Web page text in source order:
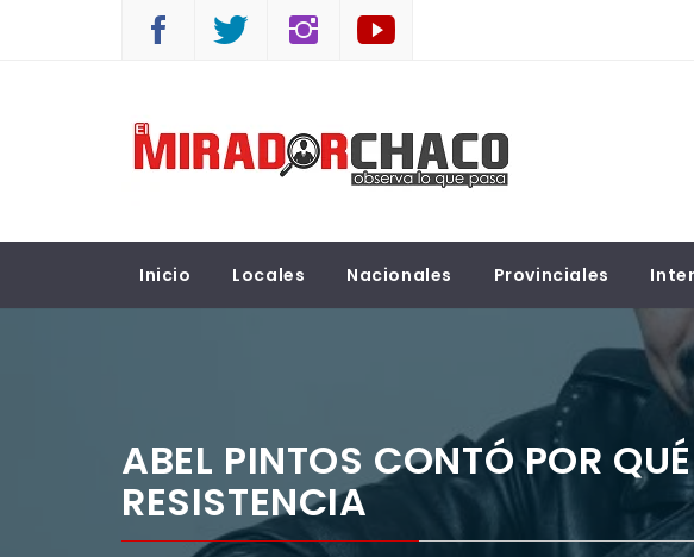
EL MIRADOR CHACO
Inicio Locales Nacionales Provinciales
ABEL PINTOS CONTÓ POR
RESISTENCIA